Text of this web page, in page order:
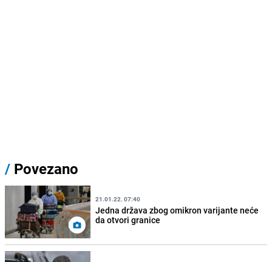
/ Povezano
21.01.22. 07:40
Jedna država zbog omikron varijante neće
da otvori granice